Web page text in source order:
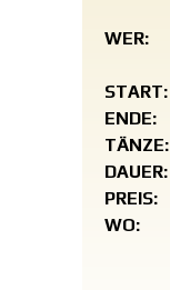
WER:
START:
ENDE:
TÄNZE:
DAUER:
PREIS:
WO: